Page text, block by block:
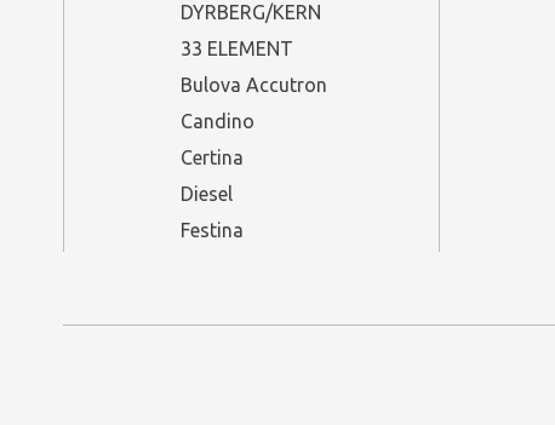
DYRBERG/KERN
33 ELEMENT
Bulova Accutron
Candino
Certina
Diesel
Festina